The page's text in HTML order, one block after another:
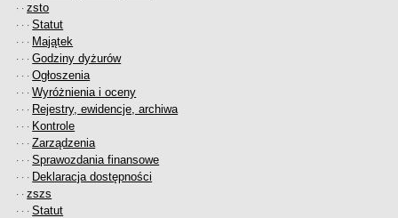
· ·zsto
· · ·Statut
· · · Majątek
· · ·Godziny dyżurów
· · ·Ogłoszenia
· · ·Wyróżnienia i oceny
· · · Rejestry, ewidencje, archiwa
· · · Kontrole
· · ·Zarządzenia
· · ·Sprawozdania finansowe
· · · Deklaracja dostępności
· ·zszs
· · ·Statut